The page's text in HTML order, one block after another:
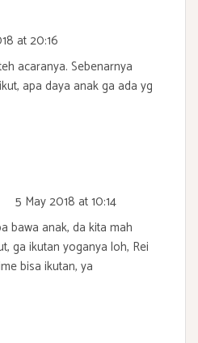
at 20:16
acaranya. Sebenarnya
apa daya anak ga ada yg
5 May 2018 at 10:14
bawa anak, da kita mah
ga ikutan yoganya loh, Rei
bisa ikutan, ya